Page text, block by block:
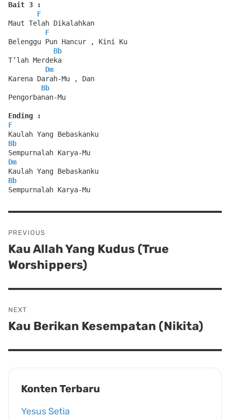
Bait 3 :
F
Maut Telah Dikalahkan
F
Belenggu Pun Hancur , Kini Ku
Bb
T’lah Merdeka
Dm
Karena Darah-Mu , Dan
Bb
Pengorbanan-Mu
Ending :
F
Kaulah Yang Bebaskanku
Bb
Sempurnalah Karya-Mu
Dm
Kaulah Yang Bebaskanku
Bb
Sempurnalah Karya-Mu
navigation
PREVIOUS
Previous
post:
Kau Allah Yang Kudus (True
Worshippers)
NEXT
Next
Kau Berikan Kesempatan (Nikita)
Konten Terbaru
Yesus Setia